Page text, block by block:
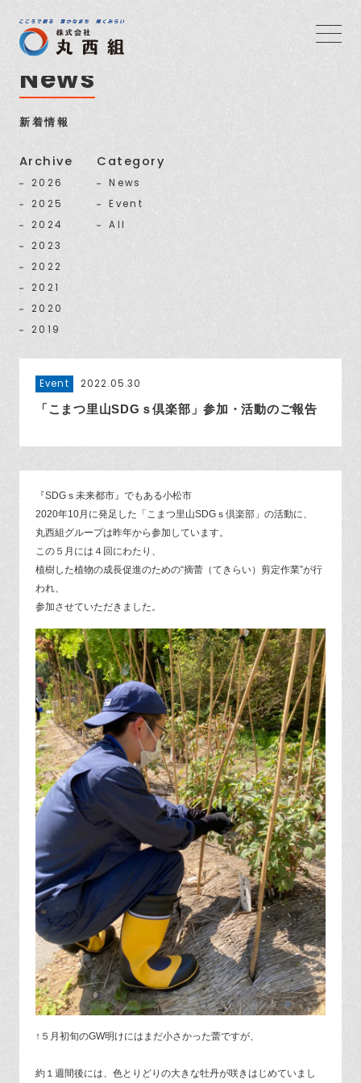
News
新着情報
Archive
2026
2025
2024
2023
2022
2021
2020
2019
Category
News
Event
All
Event
2022.05.30
「こまつ里山SDGｓ倶楽部」参加・活動のご報告
『SDGｓ未来都市』でもある小松市
2020年10月に発足した「こまつ里山SDGｓ倶楽部」の活動に、
丸西組グループは昨年から参加しています。
この５月には４回にわたり、
植樹した植物の成長促進のための“摘蕾（てきらい）剪定作業”が行
われ、
参加させていただきました。
↑５月初旬のGW明けにはまだ小さかった蕾ですが、
約１週間後には、色とりどりの大きな牡丹が咲きはじめていまし